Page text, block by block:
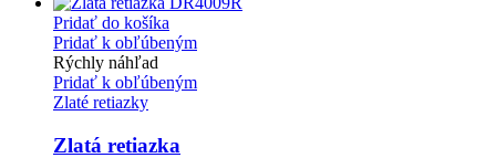
Pridať do košíka
Pridať k obľúbeným
Rýchly náhľad
Pridať k obľúbeným
Zlaté retiazky
Zlatá retiazka